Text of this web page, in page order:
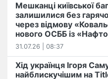
Мешканці київської
залишилися без
через відмову
нового ОСББ із
31.07.26 | 08:37
Хід українця Ігоря
найблискучішим на